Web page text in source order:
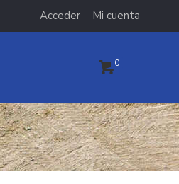
Acceder Mi cuenta
0